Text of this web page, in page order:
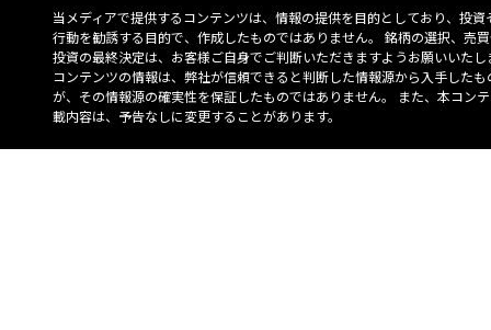
当メディアで提供するコンテンツは、情報の提供を目的としており、投資
行動を勧誘する目的で、作成したものではありません。 銘柄の選択、売
投資の最終決定は、お客様ご自身でご判断いただきますようお願いいたし
コンテンツの情報は、弊社が信頼できると判断した情報源から入手したも
が、その情報源の確実性を保証したものではありません。 また、本コン
載内容は、予告なしに変更することがあります。